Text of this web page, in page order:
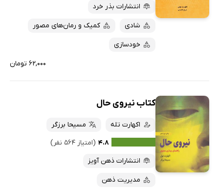
انتشارات بذر خرد
شادی کمیک و رمان‌های مصور
خودسازی
۶۲,۰۰۰ تومان
کتاب نیروی حال
اکهارت تله
مسیحا برزگر
۴.۸ (امتیاز ۵۶۴ نفر)
انتشارات ذهن آویز
مدیریت ذهن